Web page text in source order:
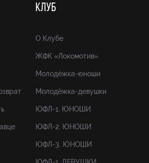
КЛУБ
О Клубе
ЖФК «Локомотив»
Молодёжка-юноши
Молодёжка-девушки
ЮФЛ-1. ЮНОШИ
ЮФЛ-2. ЮНОШИ
ЮФЛ-3. ЮНОШИ